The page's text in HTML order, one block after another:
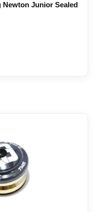
Newton Junior Sealed